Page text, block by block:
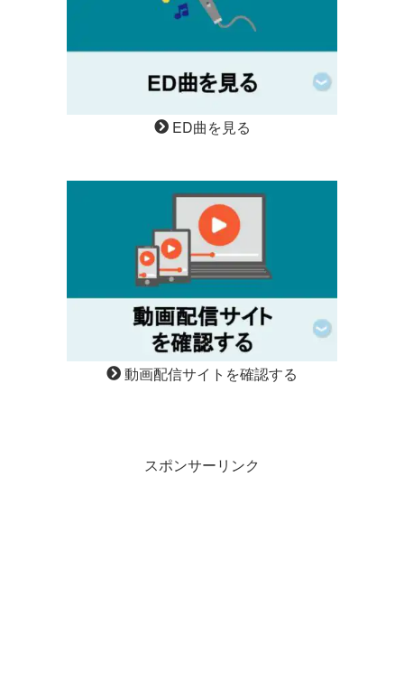
ED曲を見る
動画配信サイトを確認する
スポンサーリンク